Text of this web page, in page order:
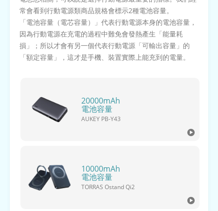
常會看到行動電源類商品規格會標示2種電池容量。
「電池容量（電芯容量）」代表行動電源本身的電池容量，
因為行動電源在充電的過程中難免會發熱產生「能量耗
損」；所以才會有另一個代表行動電源「可輸出容量」的
「額定容量」，這才是手機、裝置實際上能充到的電量。
20000mAh
電池容量
AUKEY PB-Y43
10000mAh
電池容量
TORRAS Ostand Qi2